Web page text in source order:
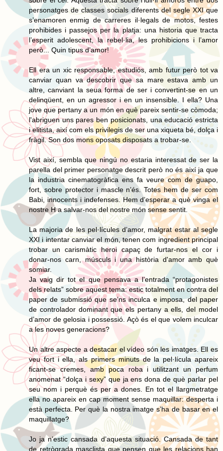
personatges de classes socials diferents del segle XXI que
s’enamoren enmig de carreres il·legals de motos, festes
prohibides i passejos per la platja: una historia que tracta
l’esperit adolescent, la rebel·lia, les prohibicions i l’amor
però... Quin tipus d’amor!
Ell era un xic responsable, estudiós, amb futur però tot va
canviar quan va descobrir que sa mare estava amb un
altre, canviant la seua forma de ser i convertint-se en un
delinqüent, en un agressor i en un insensible. I ella? Una
jove que pertany a un món en què pareix sentir-se còmoda;
l'abriguen uns pares ben posicionats, una educació estricta
i elitista, així com els privilegis de ser una xiqueta bé, dolça i
fràgil. Son dos mons oposats disposats a trobar-se.
Vist així, sembla que ningú no estaria interessat de ser la
parella del primer personatge descrit però no és així ja que
la industria cinematogràfica ens fa veure com de guapo,
fort, sobre protector i mascle n’és. Totes hem de ser com
Babi, innocents i indefenses. Hem d’esperar a què vinga el
nostre H a salvar-nos del nostre món sense sentit.
La majoria de les pel·lícules d’amor, malgrat estar al segle
XXI i intentar canviar el món, tenen com ingredient principal
trobar un carismàtic heroi capaç de furtar-nos el cor i
donar-nos carn, músculs i una història d'amor amb què
somiar.
Ja vaig dir tot el que pensava a l’entrada “protagonistes
dels relats” sobre aquest tema: estic totalment en contra del
paper de submissió que se’ns inculca e imposa, del paper
de controlador dominant que els pertany a ells, del model
d’amor de gelosia i possessió. Açò és el que volem inculcar
a les noves generacions?
Un altre aspecte a destacar el vídeo són les imatges. Ell es
veu fort i ella, als primers minuts de la pel·lícula apareix
ficant-se cremes, amb poca roba i utilitzant un perfum
anomenat “dolça i sexy” que ja ens dona de què parlar pel
seu nom i perquè és per a dones. En tot el llargmetratge
ella no apareix en cap moment sense maquillar: desperta i
està perfecta. Per què la nostra imatge s’ha de basar en el
maquillatge?
Jo ja n’estic cansada d’aquesta situació. Cansada de tant
de retrògrada masclista que pensen que les relacions han